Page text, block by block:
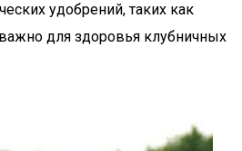
удобрений, таких как
для здоровья клубничных